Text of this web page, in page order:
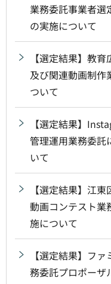
業務委託事業者選
の実施について
【選定結果】教
及び関連動画制作
ついて
【選定結果】
管理運用業務委託
いて
【選定結果】江
動画コンテスト業
施について
【選定結果】フ
務委託プロポーザ